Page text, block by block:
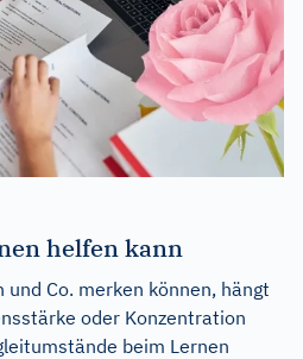
helfen kann
Co. merken können, hängt
oder Konzentration
beim Lernen